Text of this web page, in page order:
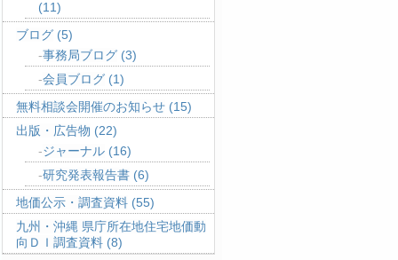
(11)
ブログ (5)
事務局ブログ (3)
会員ブログ (1)
無料相談会開催のお知らせ (15)
出版・広告物 (22)
ジャーナル (16)
研究発表報告書 (6)
地価公示・調査資料 (55)
九州・沖縄 県庁所在地住宅地価動
向ＤＩ調査資料 (8)